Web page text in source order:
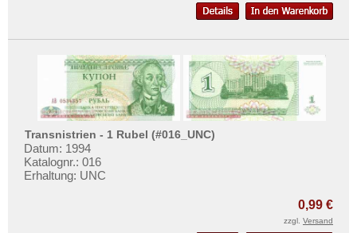
San Marino
Schottland
Schweden
Schweiz
Serbien
Privatsphäre und Datenschutz
Liefer- und Versandkosten
Impressum
Transnistrien - 1 Rubel (#016_UNC)
Datum: 1994
Katalognr.: 016
Erhaltung: UNC
0,99 €
zzgl. Versand